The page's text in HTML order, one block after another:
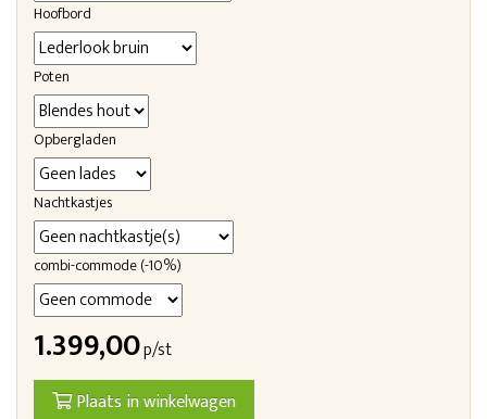
Hoofbord
Poten
Opbergladen
Nachtkastjes
combi-commode (-10%)
1.399,00p/st
Plaats in winkelwagen